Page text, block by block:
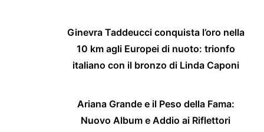
Ginevra Taddeucci conquista l’oro nella
10 km agli Europei di nuoto: trionfo
italiano con il bronzo di Linda Caponi
Ariana Grande e il Peso della Fama:
Nuovo Album e Addio ai Riflettori